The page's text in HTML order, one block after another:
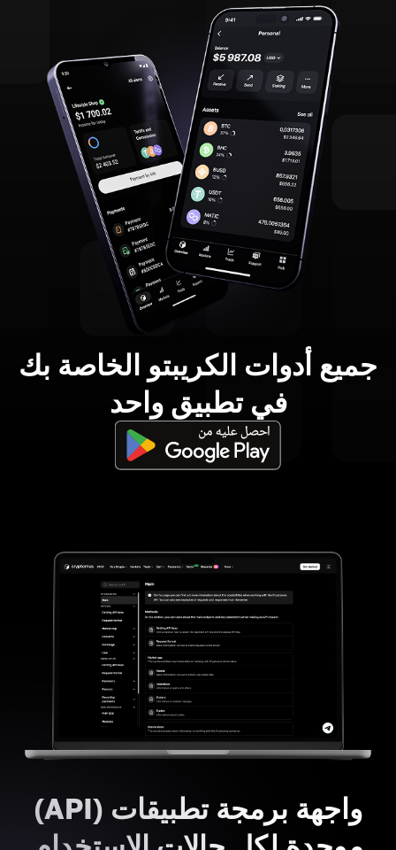
جميع أدوات الكريبتو الخاصة بك
في تطبيق واحد
واجهة برمجة تطبيقات (API)